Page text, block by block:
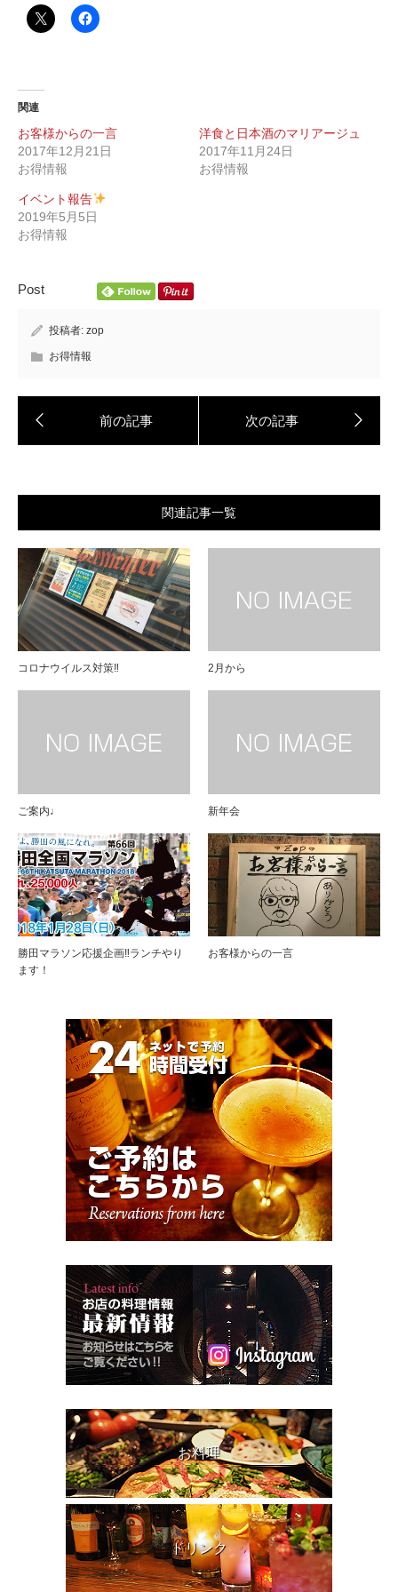
関連
お客様からの一言
2017年12月21日
お得情報
洋食と日本酒のマリアージュ
2017年11月24日
お得情報
イベント報告
2019年5月5日
お得情報
Post
投稿者: zop
お得情報
関連記事一覧
コロナウイルス対策‼︎ 2月から
ご案内♩ 新年会
勝田マラソン応援企画‼︎ランチやり
ます！
お客様からの一言
お料理
ドリンク